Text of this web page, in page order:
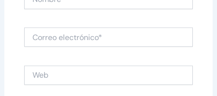
electrónico*